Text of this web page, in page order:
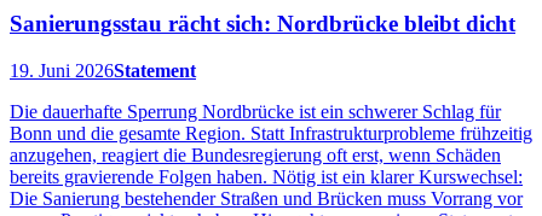
Sanierungsstau rächt sich: Nordbrücke bleibt dicht
19. Juni 2026Statement
Die dauerhafte Sperrung Nordbrücke ist ein schwerer Schlag für
Bonn und die gesamte Region. Statt Infrastrukturprobleme frühzeitig
anzugehen, reagiert die Bundesregierung oft erst, wenn Schäden
bereits gravierende Folgen haben. Nötig ist ein klarer Kurswechsel:
Die Sanierung bestehender Straßen und Brücken muss Vorrang vor